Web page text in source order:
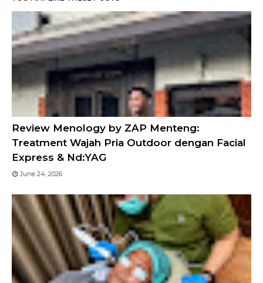
Review Menology by ZAP Menteng:
Treatment Wajah Pria Outdoor dengan Facial
Express & Nd:YAG
June 24, 2026